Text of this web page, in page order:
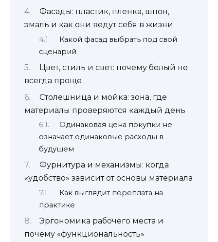
Фасады: пластик, пленка, шпон,
эмаль и как они ведут себя в жизни
Какой фасад выбрать под свой
сценарий
Цвет, стиль и свет: почему белый не
всегда проще
Столешница и мойка: зона, где
материалы проверяются каждый день
Одинаковая цена покупки не
означает одинаковые расходы в
будущем
Фурнитура и механизмы: когда
«удобство» зависит от основы материала
Как выглядит переплата на
практике
Эргономика рабочего места и
почему «функциональность»